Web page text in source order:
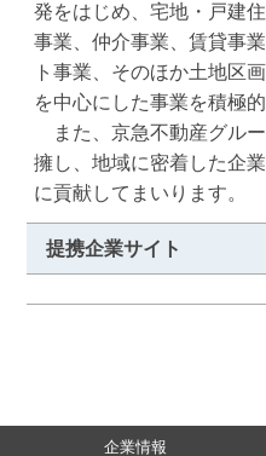
発をはじめ、宅地・戸建
事業、仲介事業、賃貸事
ト事業、そのほか土地区
を中心にした事業を積極
また、京急不動産グル
擁し、地域に密着した企
に貢献してまいります。
提携企業サイト
企業情報